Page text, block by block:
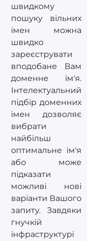
швидкому
пошуку вільних
імен можна
швидко
зареєструвати
вподобане Вам
доменне ім'я.
Інтелектуальний
підбір доменних
імен дозволяє
вибрати
найбільш
оптимальне ім'я
або може
підказати
можливі нові
варіанти Вашого
запиту. Завдяки
гнучкій
інфраструктурі